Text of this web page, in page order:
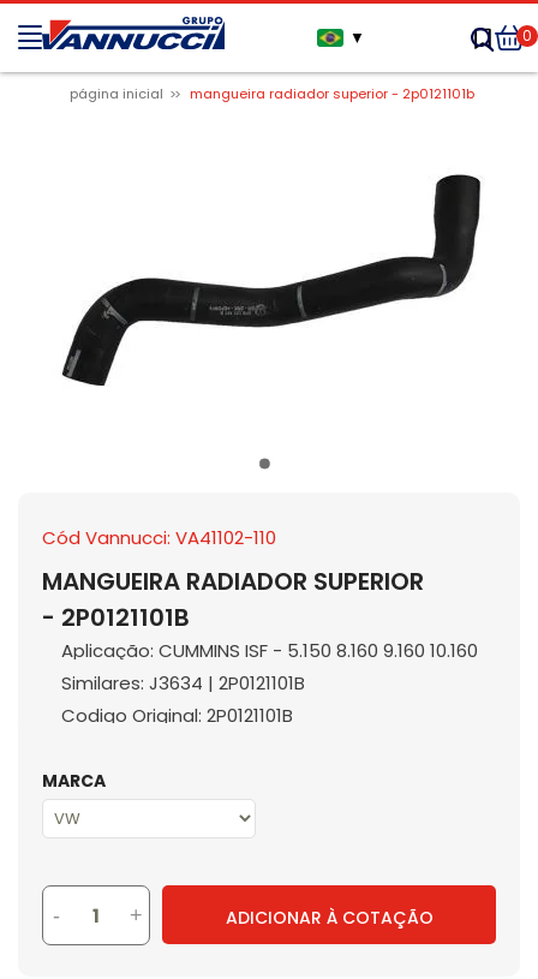
▼ 0
página inicial mangueira radiador superior - 2p0121101b
Cód Vannucci: VA41102-110
MANGUEIRA RADIADOR SUPERIOR
- 2P0121101B
Aplicação: CUMMINS ISF - 5.150 8.160 9.160 10.160
Similares: J3634 | 2P0121101B
Codigo Original: 2P0121101B
MARCA
- + ADICIONAR À COTAÇÃO